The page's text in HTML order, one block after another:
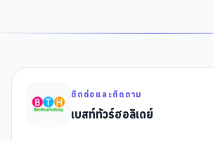
ติดต่อและติดตาม
เบสท์ทัวร์ฮอลิเดย์